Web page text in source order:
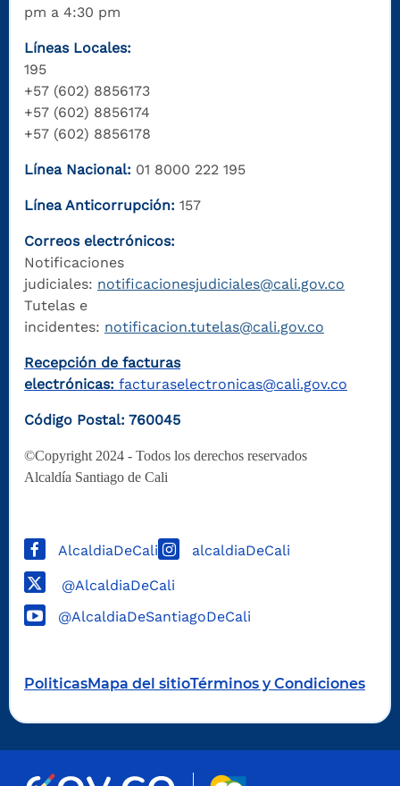
pm a 4:30 pm
Líneas Locales:
195
+57 (602) 8856173
+57 (602) 8856174
+57 (602) 8856178
Línea Nacional: 01 8000 222 195
Línea Anticorrupción: 157
Correos electrónicos:
Notificaciones
judiciales: notificacionesjudiciales@cali.gov.co
Tutelas e
incidentes: notificacion.tutelas@cali.gov.co
Recepción de facturas
electrónicas: facturaselectronicas@cali.gov.co
Código Postal: 760045
©Copyright 2024 - Todos los derechos reservados
Alcaldía Santiago de Cali
AlcaldiaDeCali alcaldiaDeCali
@AlcaldiaDeCali
@AlcaldiaDeSantiagoDeCali
PoliticasMapa del sitioTérminos y Condiciones